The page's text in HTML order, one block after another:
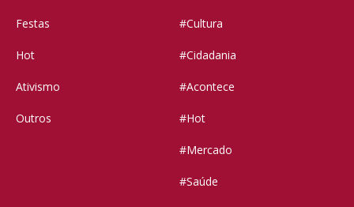
Festas
Hot
Ativismo
Outros
#Cultura
#Cidadania
#Acontece
#Hot
#Mercado
#Saúde